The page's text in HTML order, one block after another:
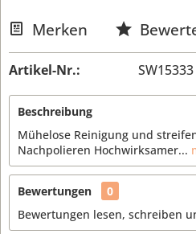
Merken
Artikel-Nr.: SW15333
Beschreibung
Mühelose Reinigung und
Nachpolieren Hochwirksamer...
Bewertungen
0
Bewertungen lesen, schreiben